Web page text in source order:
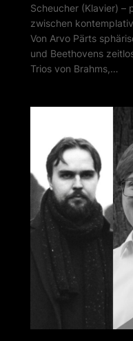
Scheucher (Klavier) –
zwischen
Von Arvo Pärts
und Beethovens
Trios von Brahms,…